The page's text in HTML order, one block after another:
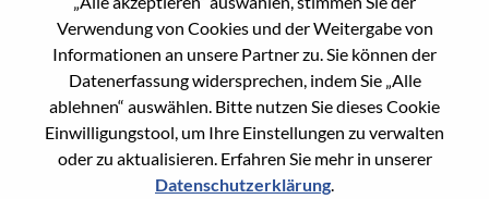
Verwendung von Cookies und der Weitergabe von
Informationen an unsere Partner zu. Sie können der
Datenerfassung widersprechen, indem Sie „Alle
ablehnen“ auswählen. Bitte nutzen Sie dieses Cookie
Einwilligungstool, um Ihre Einstellungen zu verwalten
oder zu aktualisieren. Erfahren Sie mehr in unserer
Datenschutzerklärung.
password.
E-mail*
Continue